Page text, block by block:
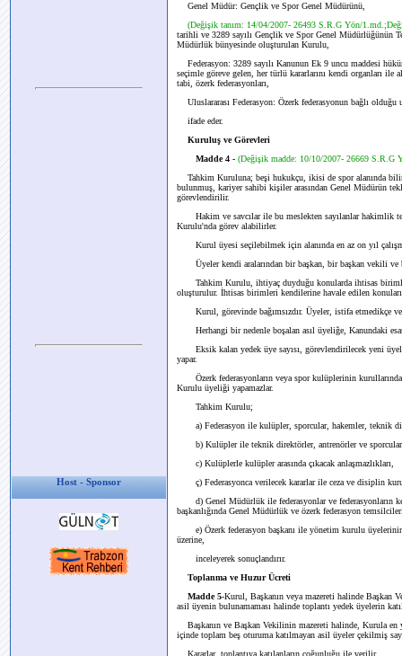
Host - Sponsor
Genel Müdür: Gençlik ve Spor Genel Müdürünü,
(Değişik tanım: 14/04/2007- 26493 S.R.G Yön/
tarihli ve 3289 sayılı Gençlik ve Spor Genel Müdürlüğünün
Müdürlük bünyesinde oluşturulan Kurulu,
Federasyon: 3289 sayılı Kanunun Ek 9 uncu maddesi
seçimle göreve gelen, her türlü kararlarını kendi organları
tabi, özerk federasyonları,
Uluslararası Federasyon: Özerk federasyonun bağlı olduğu
ifade eder.
Kuruluş ve Görevleri
Madde 4 - (Değişik madde: 10/10/2007- 26669 S.R.G
Tahkim Kuruluna; beşi hukukçu, ikisi de spor alanında
bulunmuş, kariyer sahibi kişiler arasından Genel Müdürün
görevlendirilir.
Hakim ve savcılar ile bu meslekten sayılanlar hakimlik
Kurulu'nda görev alabilirler.
Kurul üyesi seçilebilmek için alanında en az on yıl
Üyeler kendi aralarından bir başkan, bir başkan vekili ve
Tahkim Kurulu, ihtiyaç duyduğu konularda ihtisas
oluşturulur. İhtisas birimleri kendilerine havale edilen
Kurul, görevinde bağımsızdır. Üyeler, istifa etmedikçe
Herhangi bir nedenle boşalan asıl üyeliğe, Kanundaki
Eksik kalan yedek üye sayısı, görevlendirilecek yeni
yapar.
Özerk federasyonların veya spor kulüplerinin kurullarında
Kurulu üyeliği yapamazlar.
Tahkim Kurulu;
a) Federasyon ile kulüpler, sporcular, hakemler, teknik
b) Kulüpler ile teknik direktörler, antrenörler ve sporcular
c) Kulüplerle kulüpler arasında çıkacak anlaşmazlıkları,
ç) Federasyonca verilecek kararlar ile ceza ve disiplin
d) Genel Müdürlük ile federasyonlar ve federasyonların
başkanlığında Genel Müdürlük ve özerk federasyon
e) Özerk federasyon başkanı ile yönetim kurulu üyelerinin
üzerine,
inceleyerek sonuçlandırır.
Toplanma ve Huzur Ücreti
Madde 5-Kurul, Başkanın veya mazereti halinde Başkan
asil üyenin bulunamaması halinde toplantı yedek üyelerin
Başkanın ve Başkan Vekilinin mazereti halinde, Kurula en
içinde toplam beş oturuma katılmayan asil üyeler çekilmiş
Kararlar, toplantıya katılanların çoğunluğu ile verilir.